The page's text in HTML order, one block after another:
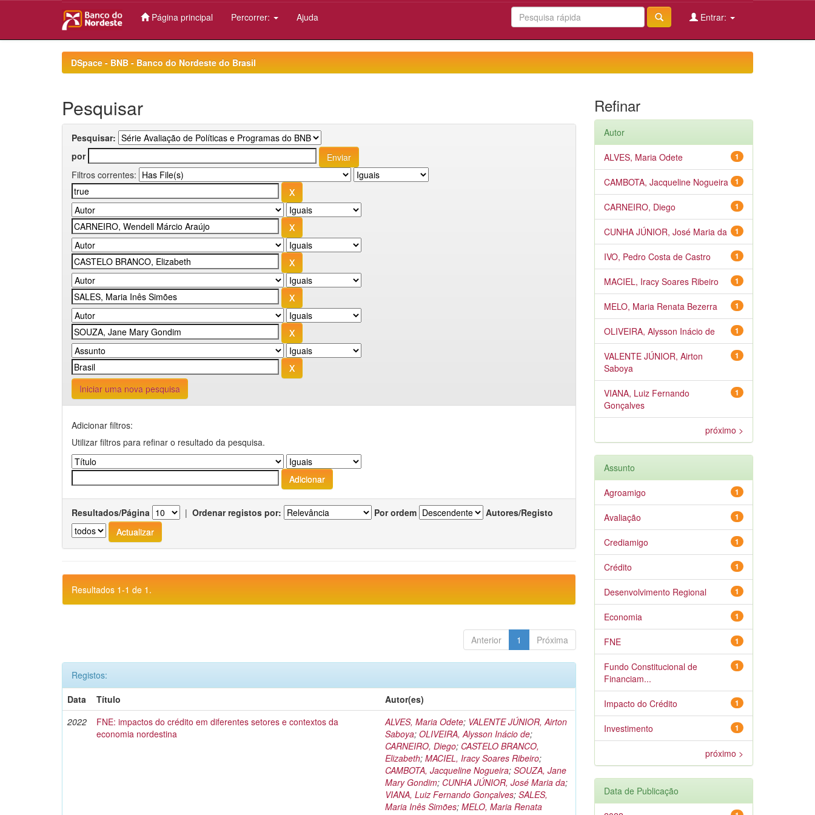
Página principal Percorrer: Ajuda Entrar:
DSpace - BNB - Banco do Nordeste do Brasil
Pesquisar
Pesquisar:
por
Filtros correntes:
Iniciar uma nova pesquisa
Adicionar filtros:
Utilizar filtros para refinar o resultado da pesquisa.
Resultados/Página | Ordenar registos por: Por ordem Autores/Registo
Resultados 1-1 de 1.
Anterior 1 Próxima
Registos:
Data
Título
Autor(es)
2022
FNE: impactos do crédito em diferentes setores e contextos da
economia nordestina
ALVES, Maria Odete; VALENTE JÚNIOR, Airton
Saboya;OLIVEIRA, Alysson Inácio de;
CARNEIRO, Diego; CASTELO BRANCO,
Elizabeth;MACIEL, Iracy Soares Ribeiro;
CAMBOTA, Jacqueline Nogueira;SOUZA, Jane
Mary Gondim; CUNHA JÚNIOR, José Maria da;
VIANA, Luiz Fernando Gonçalves;SALES,
Maria Inês Simões;MELO, Maria Renata
Refinar
Autor
1
ALVES, Maria Odete
1
CAMBOTA, Jacqueline Nogueira
1
CARNEIRO, Diego
1
CUNHA JÚNIOR, José Maria da
1
IVO, Pedro Costa de Castro
1
MACIEL, Iracy Soares Ribeiro
1
MELO, Maria Renata Bezerra
1
OLIVEIRA, Alysson Inácio de
1
VALENTE JÚNIOR, Airton
Saboya
1
VIANA, Luiz Fernando
Gonçalves
próximo >
Assunto
1
Agroamigo
1
Avaliação
1
Crediamigo
1
Crédito
1
Desenvolvimento Regional
1
Economia
1
FNE
1
Fundo Constitucional de
Financiam...
1
Impacto do Crédito
1
Investimento
próximo >
Data de Publicação